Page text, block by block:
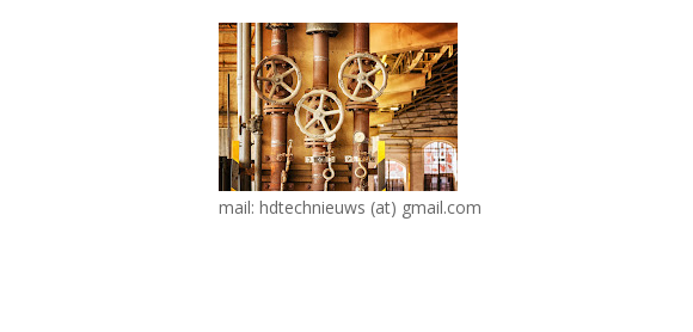
mail: hdtechnieuws (at) gmail.com